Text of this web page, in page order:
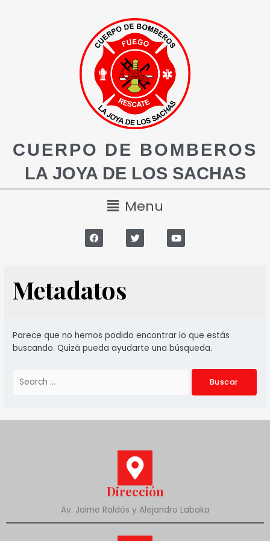
CUERPO DE BOMBEROS
LA JOYA DE LOS SACHAS
Menu
Metadatos
Parece que no hemos podido encontrar lo que estás
buscando. Quizá pueda ayudarte una búsqueda.
Dirección
Av. Jaime Roldós y Alejandro Labaka